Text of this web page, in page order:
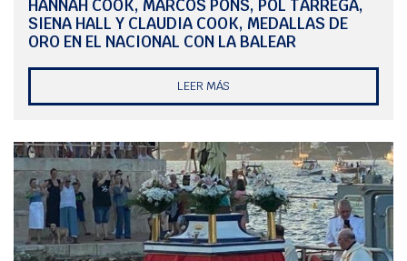
HANNAH COOK, MARCOS PONS, POL TÀRREGA,
SIENA HALL Y CLAUDIA COOK, MEDALLAS DE
ORO EN EL NACIONAL CON LA BALEAR
LEER MÁS